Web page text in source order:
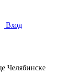
Вход
Челябинске